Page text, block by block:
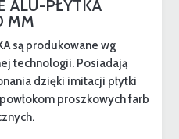
ALU-PŁYTKA
MM
są produkowane wg
technologii. Posiadają
dzięki imitacji płytki
proszkowych farb